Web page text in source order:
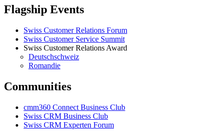
Flagship Events
Swiss Customer Relations Forum
Swiss Customer Service Summit
Swiss Customer Relations Award
Deutschschweiz
Romandie
Communities
cmm360 Connect Business Club
Swiss CRM Business Club
Swiss CRM Experten Forum